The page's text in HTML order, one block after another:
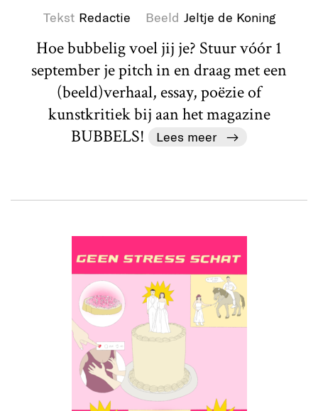
Tekst Redactie Beeld Jeltje de Koning
Hoe bubbelig voel jij je? Stuur vóór 1
september je pitch in en draag met een
(beeld)verhaal, essay, poëzie of
kunstkritiek bij aan het magazine
BUBBELS!
Lees meer